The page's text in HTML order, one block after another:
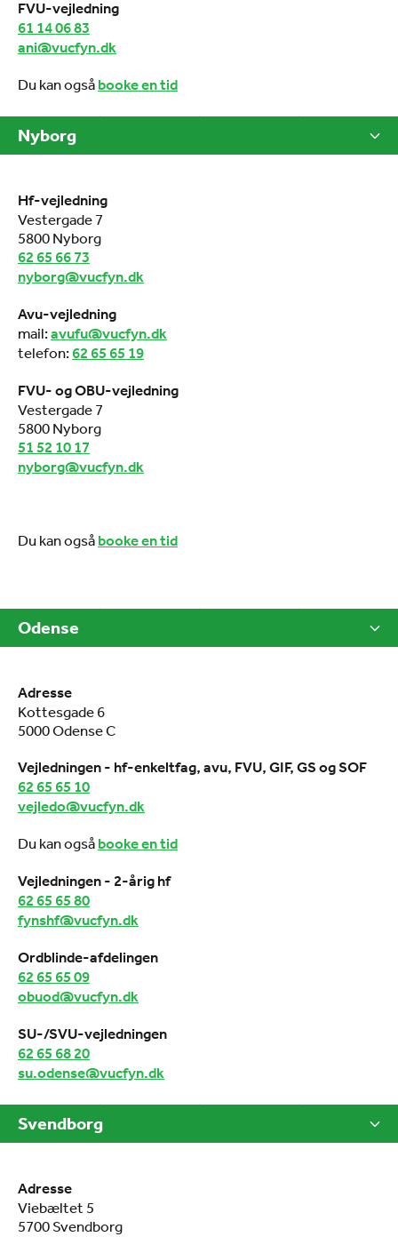
FVU-vejledning
61 14 06 83
ani@vucfyn.dk
Du kan også booke en tid
Nyborg
Hf-vejledning
Vestergade 7
5800 Nyborg
62 65 66 73
nyborg@vucfyn.dk
Avu-vejledning
mail:avufu@vucfyn.dk
telefon: 62 65 65 19
FVU- og OBU-vejledning
Vestergade 7
5800 Nyborg
51 52 10 17
nyborg@vucfyn.dk
Du kan også booke en tid
Odense
Adresse
Kottesgade 6
5000 Odense C
Vejledningen - hf-enkeltfag, avu, FVU, GIF, GS og SOF
62 65 65 10
vejledo@vucfyn.dk
Du kan også booke en tid
Vejledningen - 2-årig hf
62 65 65 80
fynshf@vucfyn.dk
Ordblinde-afdelingen
62 65 65 09
obuod@vucfyn.dk
SU-/SVU-vejledningen
62 65 68 20
su.odense@vucfyn.dk
Svendborg
Adresse
Viebæltet 5
5700 Svendborg